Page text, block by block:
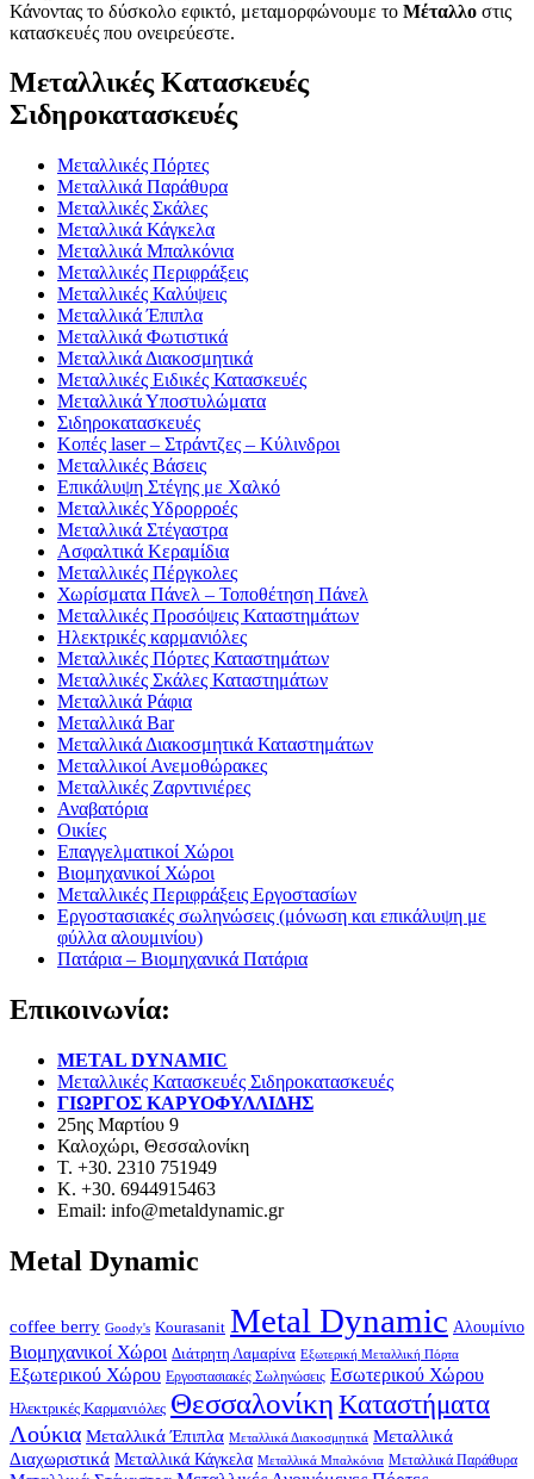
Κάνοντας το δύσκολο εφικτό, μεταμορφώνουμε το Μέταλλο στις
κατασκευές που ονειρεύεστε.
Μεταλλικές Κατασκευές
Σιδηροκατασκευές
Μεταλλικές Πόρτες
Μεταλλικά Παράθυρα
Μεταλλικές Σκάλες
Μεταλλικά Κάγκελα
Μεταλλικά Μπαλκόνια
Μεταλλικές Περιφράξεις
Μεταλλικές Καλύψεις
Μεταλλικά Έπιπλα
Μεταλλικά Φωτιστικά
Μεταλλικά Διακοσμητικά
Μεταλλικές Ειδικές Κατασκευές
Μεταλλικά Υποστυλώματα
Σιδηροκατασκευές
Κοπές laser – Στράντζες – Κύλινδροι
Μεταλλικές Βάσεις
Επικάλυψη Στέγης με Χαλκό
Μεταλλικές Υδρορροές
Μεταλλικά Στέγαστρα
Ασφαλτικά Κεραμίδια
Μεταλλικές Πέργκολες
Χωρίσματα Πάνελ – Τοποθέτηση Πάνελ
Μεταλλικές Προσόψεις Καταστημάτων
Ηλεκτρικές καρμανιόλες
Μεταλλικές Πόρτες Καταστημάτων
Μεταλλικές Σκάλες Καταστημάτων
Μεταλλικά Ράφια
Μεταλλικά Bar
Μεταλλικά Διακοσμητικά Καταστημάτων
Μεταλλικοί Ανεμοθώρακες
Μεταλλικές Ζαρντινιέρες
Αναβατόρια
Οικίες
Επαγγελματικοί Χώροι
Βιομηχανικοί Χώροι
Μεταλλικές Περιφράξεις Εργοστασίων
Εργοστασιακές σωληνώσεις (μόνωση και επικάλυψη με
φύλλα αλουμινίου)
Πατάρια – Βιομηχανικά Πατάρια
Επικοινωνία:
METAL DYNAMIC
Μεταλλικές Κατασκευές Σιδηροκατασκευές
ΓΙΩΡΓΟΣ ΚΑΡΥΟΦΥΛΛΙΔΗΣ
25ης Μαρτίου 9
Καλοχώρι, Θεσσαλονίκη
Τ. +30. 2310 751949
Κ. +30. 6944915463
Email: info@metaldynamic.gr
Metal Dynamic
coffee berry Goody's Kourasanit Metal Dynamic Αλουμίνιο
Βιομηχανικοί Χώροι Διάτρητη Λαμαρίνα Εξωτερική Μεταλλική Πόρτα
Εξωτερικού Χώρου Εργοστασιακές Σωληνώσεις Εσωτερικού Χώρου
Ηλεκτρικές Καρμανιόλες Θεσσαλονίκη Καταστήματα
Λούκια Μεταλλικά Έπιπλα Μεταλλικά Διακοσμητικά Μεταλλικά
Διαχωριστικά Μεταλλικά Κάγκελα Μεταλλικά Μπαλκόνια Μεταλλικά Παράθυρα